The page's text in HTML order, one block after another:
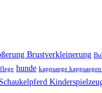
Brustverkleinerung
hunde kappsaege kappsaegen
Schaukelpferd